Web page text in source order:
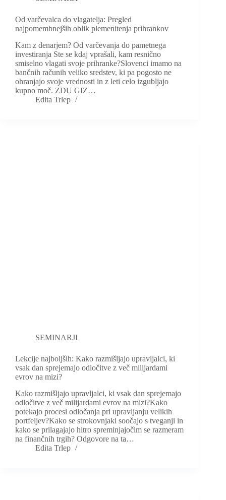
Od varčevalca do vlagatelja: Pregled
najpomembnejših oblik plemenitenja prihrankov
Kam z denarjem? Od varčevanja do pametnega
investiranja Ste se kdaj vprašali, kam resnično
smiselno vlagati svoje prihranke?Slovenci imamo na
bančnih računih veliko sredstev, ki pa pogosto ne
ohranjajo svoje vrednosti in z leti celo izgubljajo
kupno moč. ZDU GIZ…
Edita Trlep
SEMINARJI
Lekcije najboljših: Kako razmišljajo upravljalci, ki
vsak dan sprejemajo odločitve z več milijardami
evrov na mizi?
Kako razmišljajo upravljalci, ki vsak dan sprejemajo
odločitve z več milijardami evrov na mizi?Kako
potekajo procesi odločanja pri upravljanju velikih
portfeljev?Kako se strokovnjaki soočajo s tveganji in
kako se prilagajajo hitro spreminjajočim se razmeram
na finančnih trgih? Odgovore na ta…
Edita Trlep